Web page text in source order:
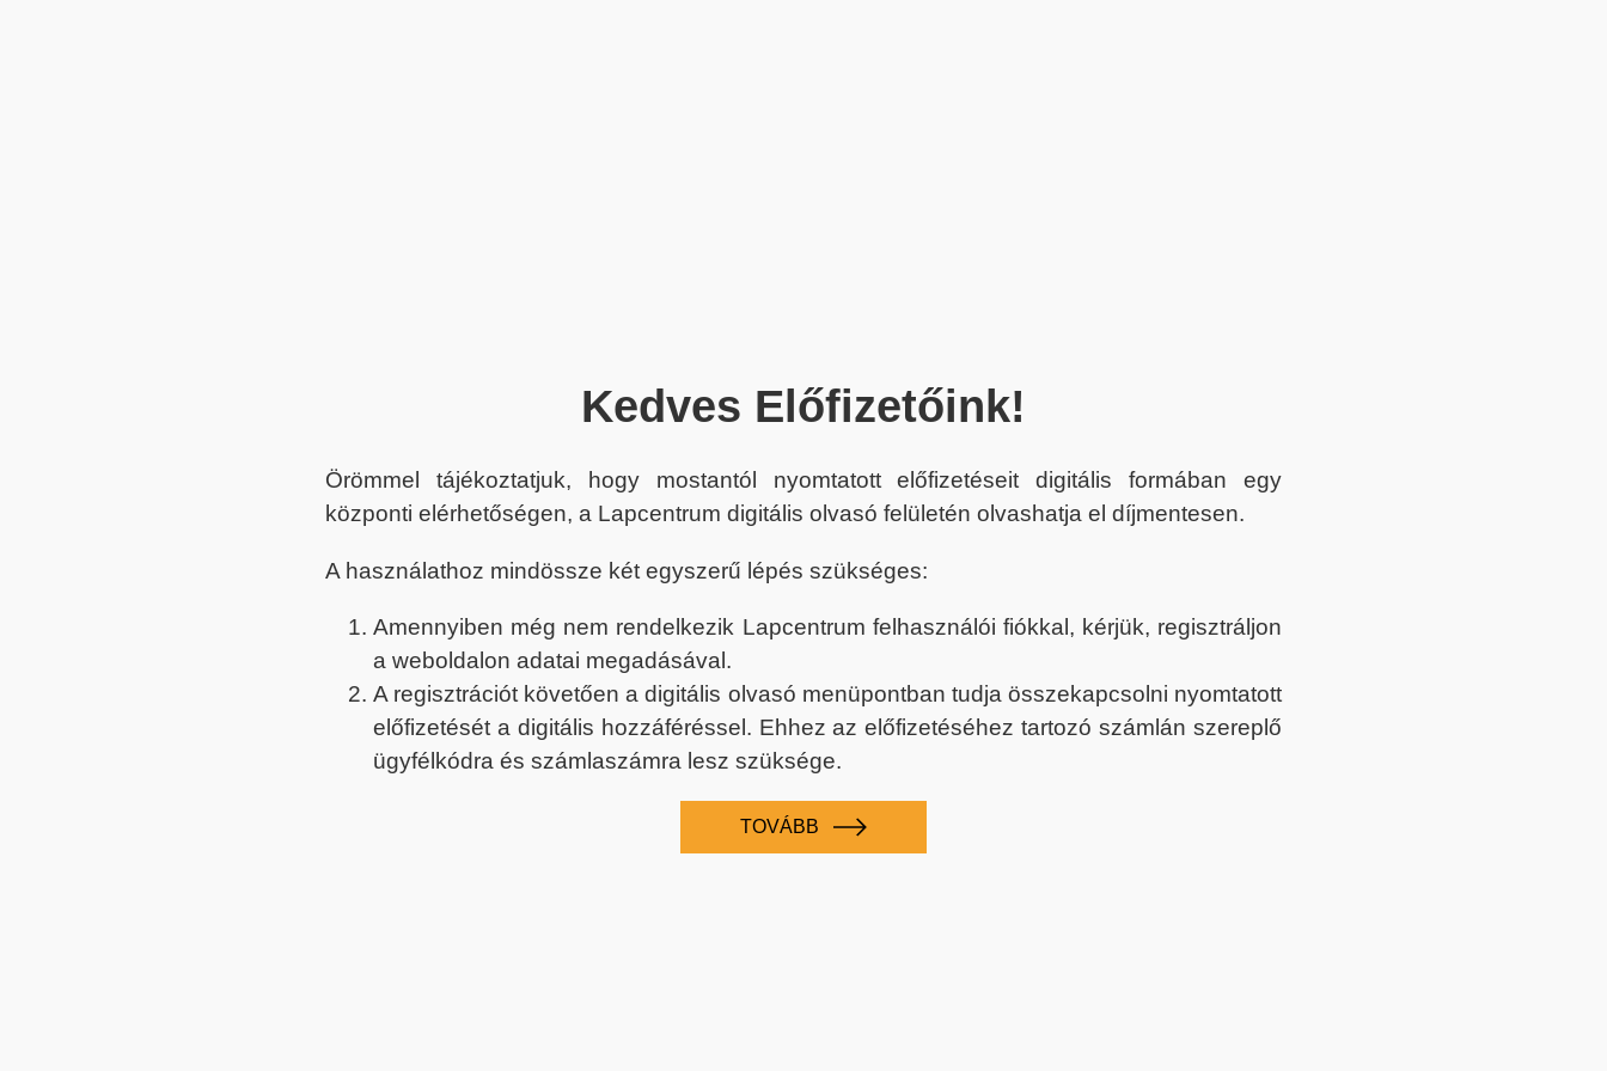
Kedves Előfizetőink!
Örömmel tájékoztatjuk, hogy mostantól nyomtatott előfizetéseit digitális formában egy
központi elérhetőségen, a Lapcentrum digitális olvasó felületén olvashatja el díjmentesen.
A használathoz mindössze két egyszerű lépés szükséges:
Amennyiben még nem rendelkezik Lapcentrum felhasználói fiókkal, kérjük, regisztráljon
a weboldalon adatai megadásával.
A regisztrációt követően a digitális olvasó menüpontban tudja összekapcsolni nyomtatott
előfizetését a digitális hozzáféréssel. Ehhez az előfizetéséhez tartozó számlán szereplő
ügyfélkódra és számlaszámra lesz szüksége.
TOVÁBB